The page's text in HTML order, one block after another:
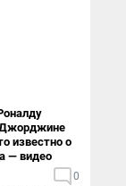
известно о
— видео
0